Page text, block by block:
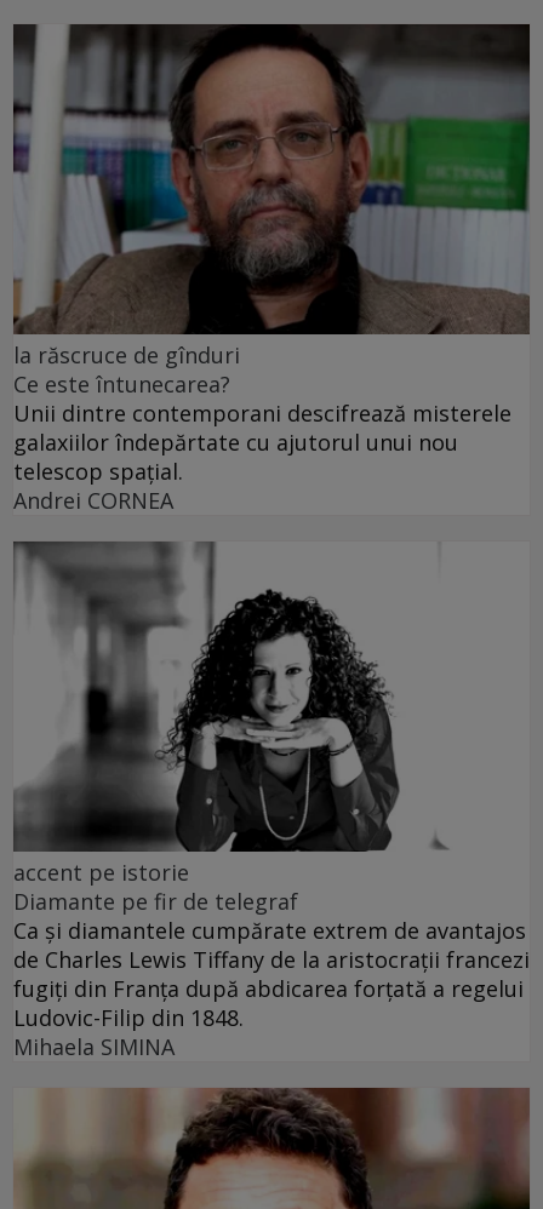
la răscruce de gînduri
Ce este întunecarea?
Unii dintre contemporani descifrează misterele
galaxiilor îndepărtate cu ajutorul unui nou
telescop spațial.
Andrei CORNEA
accent pe istorie
Diamante pe fir de telegraf
Ca și diamantele cumpărate extrem de avantajos
de Charles Lewis Tiffany de la aristocrații francezi
fugiți din Franța după abdicarea forțată a regelui
Ludovic-Filip din 1848.
Mihaela SIMINA